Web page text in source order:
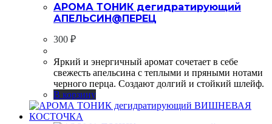
АРОМА ТОНИК дегидратирующий
АПЕЛЬСИН@ПЕРЕЦ
300 ₽
Яркий и энергичный аромат сочетает в себе
свежесть апельсина с теплыми и пряными нотами
черного перца. Создают долгий и стойкий шлейф.
В корзину